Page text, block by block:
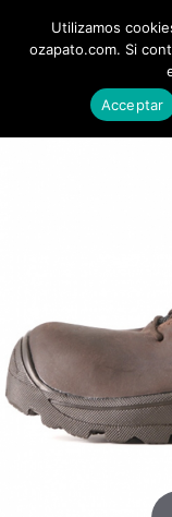
Utilizamos
ozapato.com. Si
Acceptar